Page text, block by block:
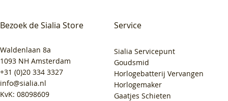
Bezoek de Sialia Store
Waldenlaan 8a
1093 NH Amsterdam
+31 (0)20 334 3327
info@sialia.nl
KvK: 08098609
Service
Sialia Servicepunt
Goudsmid
Horlogebatterij Vervangen
Horlogemaker
Gaatjes Schieten